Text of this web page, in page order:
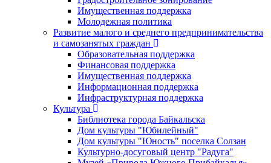
Имущественная поддержка
Молодежная политика
Развитие малого и среднего предпринимательства
и самозанятых граждан
Образовательная поддержка
Финансовая поддержка
Имущественная поддержка
Информационная поддержка
Инфраструктурная поддержка
Культура
Библиотека города Байкальска
Дом культуры "Юбилейный"
Дом культуры "Юность" поселка Солзан
Культурно-досуговый центр "Радуга"